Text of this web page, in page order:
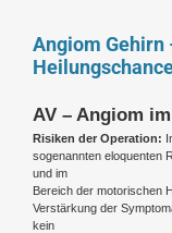
Angiom
AV – Angiom
Risiken der Operation:
sogenannten eloquenten
und im
Bereich der motorischen
Verstärkung der
kein